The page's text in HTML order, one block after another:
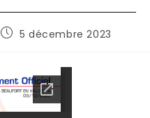
Publication
5 décembre 2023